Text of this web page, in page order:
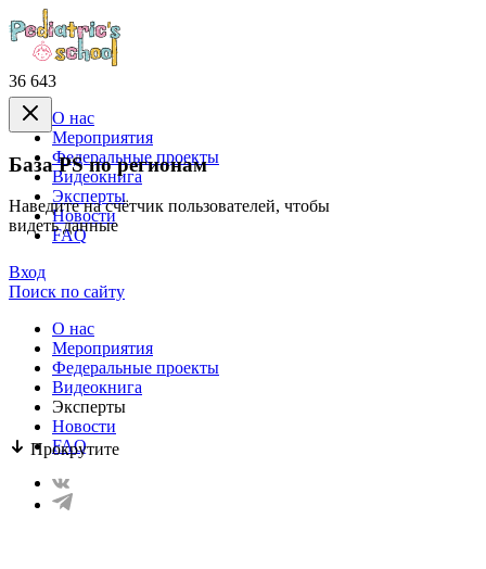
36 643
База PS по регионам
Наведите на счётчик пользователей, чтобы
видеть данные
Прокрутите
О нас
Mероприятия
Федеральные проекты
Видеокнига
Эксперты
Новости
FAQ
Вход
Поиск по сайту
О нас
Mероприятия
Федеральные проекты
Видеокнига
Эксперты
Новости
FAQ